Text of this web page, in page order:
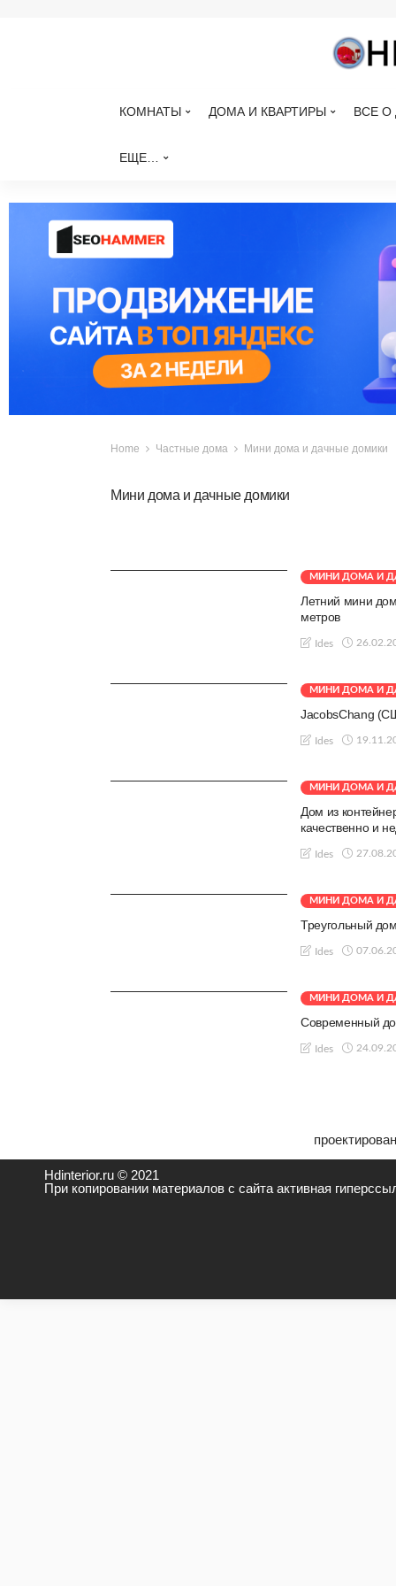
КОМНАТЫ ДОМА И КВАРТИРЫ ВСЕ О
ЕЩЕ…
Home Частные дома Мини дома и дачные домики
Мини дома и дачные домики
МИНИ ДОМА И
Летний мини
метров
Ides
МИНИ ДОМА И
JacobsChang
Ides
МИНИ ДОМА И
Дом из
качественно и
Ides
МИНИ ДОМА И
Треугольный
Ides
МИНИ ДОМА И
Современный
Ides
Hdinterior.ru © 2021
При копировании материалов с сайта активная